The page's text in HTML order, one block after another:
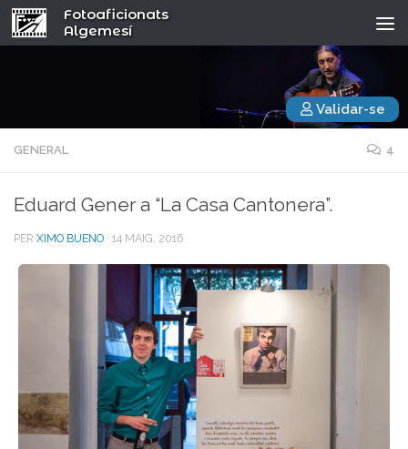
Fotoaficionats
Algemesí
Validar-se
GENERAL 4
Eduard Gener a “La Casa Cantonera”.
PER XIMO BUENO · 14 MAIG, 2016